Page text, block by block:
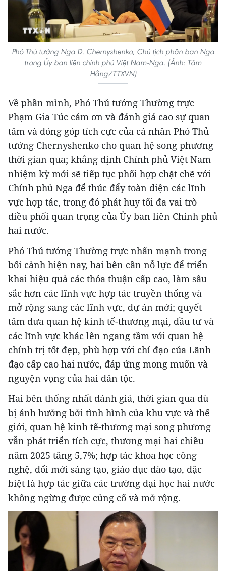
Phó Thủ tướng Nga D. Chernyshenko, Chủ tịch phân ban Nga
trong Ủy ban liên chính phủ Việt Nam-Nga. (Ảnh: Tâm
Hằng/TTXVN)
Về phần mình, Phó Thủ tướng Thường trực
Phạm Gia Túc cảm ơn và đánh giá cao sự quan
tâm và đóng góp tích cực của cá nhân Phó Thủ
tướng Chernyshenko cho quan hệ song phương
thời gian qua; khẳng định Chính phủ Việt Nam
nhiệm kỳ mới sẽ tiếp tục phối hợp chặt chẽ với
Chính phủ Nga để thúc đẩy toàn diện các lĩnh
vực hợp tác, trong đó phát huy tối đa vai trò
điều phối quan trọng của Ủy ban liên Chính phủ
hai nước.
Phó Thủ tướng Thường trực nhấn mạnh trong
bối cảnh hiện nay, hai bên cần nỗ lực để triển
khai hiệu quả các thỏa thuận cấp cao, làm sâu
sắc hơn các lĩnh vực hợp tác truyền thống và
mở rộng sang các lĩnh vực, dự án mới; quyết
tâm đưa quan hệ kinh tế-thương mại, đầu tư và
các lĩnh vực khác lên ngang tầm với quan hệ
chính trị tốt đẹp, phù hợp với chỉ đạo của Lãnh
đạo cấp cao hai nước, đáp ứng mong muốn và
nguyện vọng của hai dân tộc.
Hai bên thống nhất đánh giá, thời gian qua dù
bị ảnh hưởng bởi tình hình của khu vực và thế
giới, quan hệ kinh tế-thương mại song phương
vẫn phát triển tích cực, thương mại hai chiều
năm 2025 tăng 5,7%; hợp tác khoa học công
nghệ, đổi mới sáng tạo, giáo dục đào tạo, đặc
biệt là hợp tác giữa các trường đại học hai nước
không ngừng được củng cố và mở rộng.